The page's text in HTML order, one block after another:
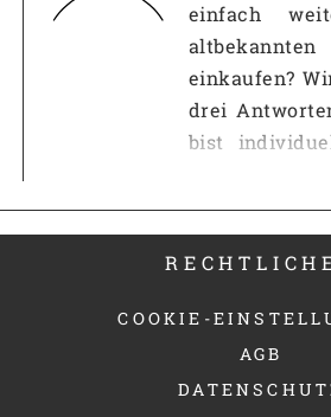
einfach
einkaufen?
drei
bist
das? Du
gleiche
jemanden mit
COOKIE-
AGB